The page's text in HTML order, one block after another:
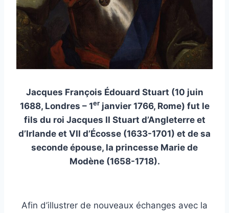
Jacques François Édouard Stuart (10 juin
1688, Londres – 1erjanvier 1766, Rome) fut le
fils du roi Jacques II Stuart d’Angleterre et
d’Irlande et VII d’Écosse (1633-1701) et de sa
seconde épouse, la princesse Marie de
Modène (1658-1718).
Afin d’illustrer de nouveaux échanges avec la